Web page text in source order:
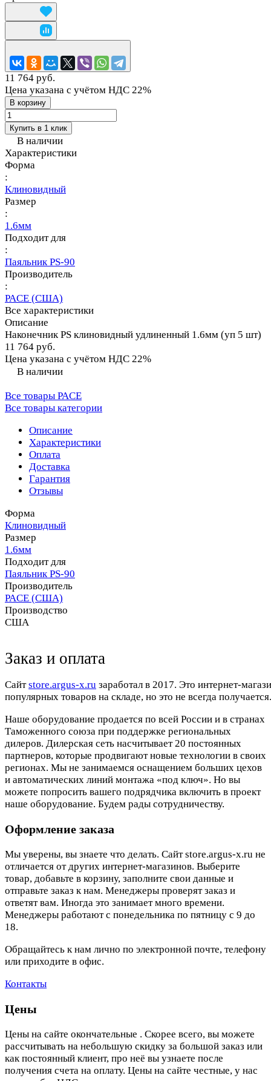
11 764 руб.
Цена указана с учётом НДС 22%
В корзину
Купить в 1 клик
В наличии
Характеристики
Форма
:
Клиновидный
Размер
:
1.6мм
Подходит для
:
Паяльник PS-90
Производитель
:
PACE (США)
Все характеристики
Описание
Наконечник PS клиновидный удлиненный 1.6мм (уп 5 шт)
11 764 руб.
Цена указана с учётом НДС 22%
В наличии
Все товары PACE
Все товары категории
Описание
Характеристики
Оплата
Доставка
Гарантия
Отзывы
Форма
Клиновидный
Размер
1.6мм
Подходит для
Паяльник PS-90
Производитель
PACE (США)
Производство
США
Заказ и оплата
Cайтstore.argus-x.ru заработал в 2017. Это интернет-
популярных товаров на складе, но это не всегда
Наше оборудование продается по всей России и в странах
Таможенного союза при поддержке региональных
дилеров. Дилерская сеть насчитывает 20 постоянных
партнеров, которые продвигают новые технологии в своих
регионах. Мы не занимаемся оснащением больших цехов
и автоматических линий монтажа «под ключ». Но вы
можете попросить вашего подрядчика включить в проект
наше оборудование. Будем рады сотрудничеству.
Оформление заказа
Мы уверены, вы знаете что делать. Сайт store.argus-x.ru не
отличается от других интернет-магазинов. Выберите
товар, добавьте в корзину, заполните свои данные и
отправьте заказ к нам. Менеджеры проверят заказ и
ответят вам. Иногда это занимает много времени.
Менеджеры работают с понедельника по пятницу с 9 до
18.
Обращайтесь к нам лично по электронной почте, телефону
или приходите в офис.
Контакты
Цены
Цены на сайте окончательные . Скорее всего, вы можете
рассчитывать на небольшую скидку за большой заказ или
как постоянный клиент, про неё вы узнаете после
получения счета на оплату. Цены на сайте честные, у нас